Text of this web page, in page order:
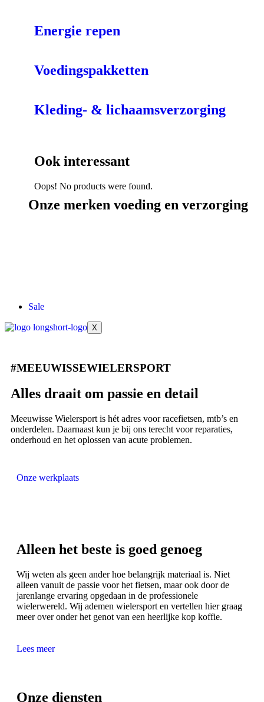
Energie repen
Voedingspakketten
Kleding- & lichaamsverzorging
Ook interessant
Oops! No products were found.
Onze merken voeding en verzorging
Sale
X
#MEEUWISSEWIELERSPORT
Alles draait om passie en detail
Meeuwisse Wielersport is hét adres voor racefietsen, mtb’s en
onderdelen. Daarnaast kun je bij ons terecht voor reparaties,
onderhoud en het oplossen van acute problemen.
Onze werkplaats
Alleen het beste is goed genoeg
Wij weten als geen ander hoe belangrijk materiaal is. Niet
alleen vanuit de passie voor het fietsen, maar ook door de
jarenlange ervaring opgedaan in de professionele
wielerwereld. Wij ademen wielersport en vertellen hier graag
meer over onder het genot van een heerlijke kop koffie.
Lees meer
Onze diensten